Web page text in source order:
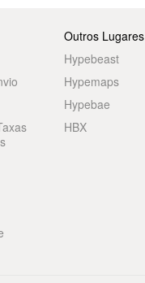
Outros Lugares
Hypebeast
Hypemaps
Hypebae
HBX